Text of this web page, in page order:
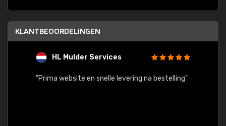
KLANTBEOORDELINGEN
HL Mulder Services
"Prima website en snelle levering na bestelling"